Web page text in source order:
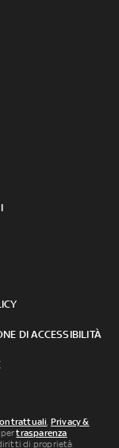
DI ACCESSIBILITÀ
Privacy &
pertrasparenza
diritti di proprietà